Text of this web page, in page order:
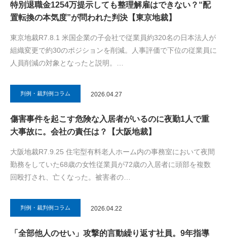
特別退職金1254万提示しても整理解雇はできない？“配
置転換の本気度”が問われた判決【東京地裁】
東京地裁R7.8.1 米国企業の子会社で従業員約320名の日本法人が
組織変更で約30のポジションを削減。人事評価で下位の従業員に
人員削減の対象となったと説明。…
判例・裁判例コラム 2026.04.27
傷害事件を起こす危険な入居者がいるのに夜勤1人で重
大事故に。会社の責任は？【大阪地裁】
大阪地裁R7.9.25 住宅型有料老人ホーム内の事務室において夜間
勤務をしていた68歳の女性従業員が72歳の入居者に頭部を複数
回殴打され、亡くなった。被害者の…
判例・裁判例コラム 2026.04.22
「全部他人のせい」攻撃的言動繰り返す社員。9年指導